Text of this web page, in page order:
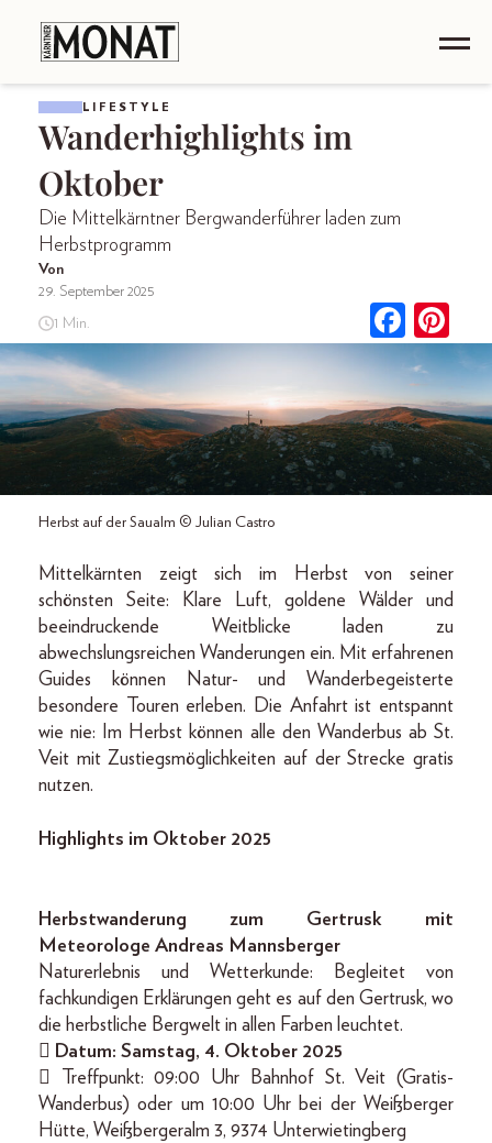
LIFESTYLE
Wanderhighlights im
Oktober
Die Mittelkärntner Bergwanderführer laden zum
Herbstprogramm
Von
29. September 2025
1 Min.
Herbst auf der Saualm © Julian Castro
Mittelkärnten zeigt sich im Herbst von seiner
schönsten Seite: Klare Luft, goldene Wälder und
beeindruckende Weitblicke laden zu
abwechslungsreichen Wanderungen ein. Mit erfahrenen
Guides können Natur- und Wanderbegeisterte
besondere Touren erleben. Die Anfahrt ist entspannt
wie nie: Im Herbst können alle den Wanderbus ab St.
Veit mit Zustiegsmöglichkeiten auf der Strecke gratis
nutzen.
Highlights im Oktober 2025
Herbstwanderung zum Gertrusk mit
Meteorologe Andreas Mannsberger
Naturerlebnis und Wetterkunde: Begleitet von
fachkundigen Erklärungen geht es auf den Gertrusk, wo
die herbstliche Bergwelt in allen Farben leuchtet.
 Datum: Samstag, 4. Oktober 2025
 Treffpunkt: 09:00 Uhr Bahnhof St. Veit (Gratis-
Wanderbus) oder um 10:00 Uhr bei der Weißberger
Hütte, Weißbergeralm 3, 9374 Unterwietingberg